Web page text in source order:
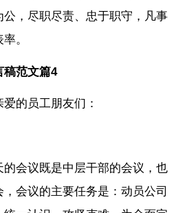
公，尽职尽责、忠于职守，凡事
。
稿范文篇4
的员工朋友们：
会议既是中层干部的会议，也
会议的主要任务是：动员公司